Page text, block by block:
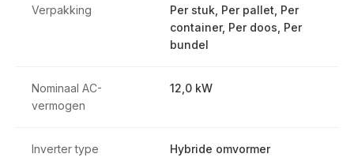
Verpakking
Per stuk, Per pallet, Per
container, Per doos, Per
bundel
Nominaal AC-
vermogen
12,0 kW
Inverter type Hybride omvormer